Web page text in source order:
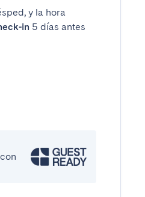
y la hora
in 5 días antes